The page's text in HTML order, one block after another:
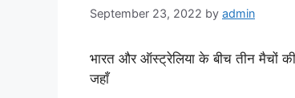
September 23, 2022 by admin
भारत और ऑस्ट्रेलिया के बीच तीन मैचों
जहाँ